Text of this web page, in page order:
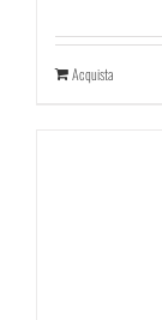
Acquista